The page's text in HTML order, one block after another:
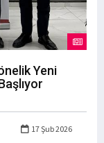
Yeni
17 Şub 2026